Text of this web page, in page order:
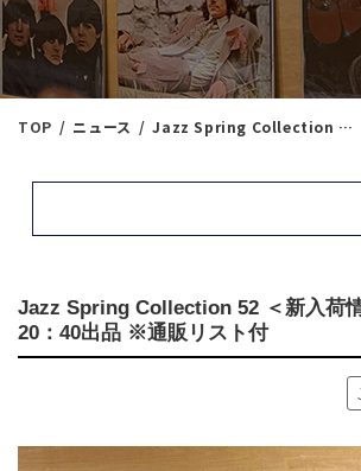
TOP ニュース Jazz Spring Collection 52 ＜新入荷情報＞ 6/5（木）20：40出品 ※通販リスト付
Jazz Spring Collection 52 ＜新入荷情
20：40出品 ※通販リスト付